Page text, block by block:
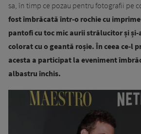
sa, în timp ce pozau pentru fotografii pe
fost îmbrăcată într-o rochie cu
pantofi cu toc mic aurii strălucitor și
colorat cu o geantă roșie. În ceea ce-l
acesta a participat la eveniment
albastru închis.